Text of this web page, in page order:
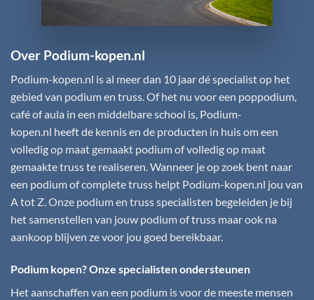
Over Podium-kopen.nl
Podium-kopen.nl is al meer dan 10 jaar dé specialist op het
gebied van podium en truss. Of het nu voor een poppodium,
café of aula in een middelbare school is, Podium-
kopen.nl heeft de kennis en de producten in huis om een
volledig op maat gemaakt podium of volledig op maat
gemaakte truss te realiseren. Wanneer je op zoek bent naar
een podium of complete truss helpt Podium-kopen.nl jou van
A tot Z. Onze podium en truss specialisten begeleiden je bij
het samenstellen van jouw podium of truss maar ook na
aankoop blijven ze voor jou goed bereikbaar.
Podium kopen? Onze specialisten ondersteunen
Het aanschaffen van een podium is voor de meeste mensen